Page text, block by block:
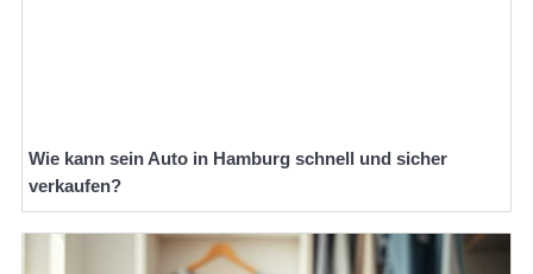
Wie kann sein Auto in Hamburg schnell und sicher
verkaufen?